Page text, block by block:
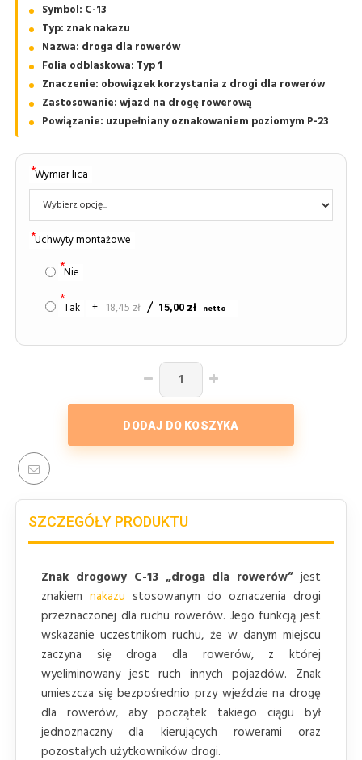
Symbol: C-13
Typ: znak nakazu
Nazwa: droga dla rowerów
Folia odblaskowa: Typ 1
Znaczenie: obowiązek korzystania z drogi dla rowerów
Zastosowanie: wjazd na drogę rowerową
Powiązanie: uzupełniany oznakowaniem poziomym P-23
Wymiar lica
Uchwyty montażowe
Nie
Tak + 18,45 zł 15,00 zł
DODAJ DO KOSZYKA
SZCZEGÓŁY PRODUKTU
Znak drogowy C-13 „droga dla rowerów” jest
znakiem nakazu stosowanym do oznaczenia drogi
przeznaczonej dla ruchu rowerów. Jego funkcją jest
wskazanie uczestnikom ruchu, że w danym miejscu
zaczyna się droga dla rowerów, z której
wyeliminowany jest ruch innych pojazdów. Znak
umieszcza się bezpośrednio przy wjeździe na drogę
dla rowerów, aby początek takiego ciągu był
jednoznaczny dla kierujących rowerami oraz
pozostałych użytkowników drogi.